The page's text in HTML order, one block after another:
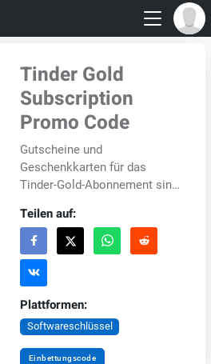
Tinder Gold
Subscription
Promo Code
Gutscheine und
Geschenkkarten für das
Tinder-Gold-Abonnement sind
werden können, um das
Tinder-Gold-Abonnement für
Ihr K...
Teilen auf:
Plattformen:
Softwareschlüssel
Einbettungscode